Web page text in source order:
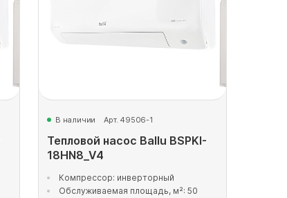
В наличии Арт. 49506-1
Тепловой насос Ballu BSPKI-
18HN8_V4
Компрессор: инверторный
Обслуживаемая площадь, м²: 50